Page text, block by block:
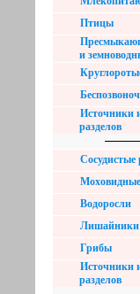
Птицы
и
Источники
разделов
Сосудистые
Моховидные
Водоросли
Лишайники
Грибы
Источники
разделов